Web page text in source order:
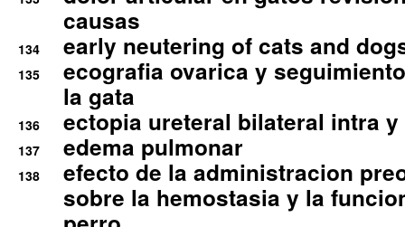
causas
134 early neutering of cats and
135
ecografia ovarica y
la gata
136 ectopia ureteral bilateral intra
137 edema pulmonar
138
efecto de la administracion
sobre la hemostasia y la